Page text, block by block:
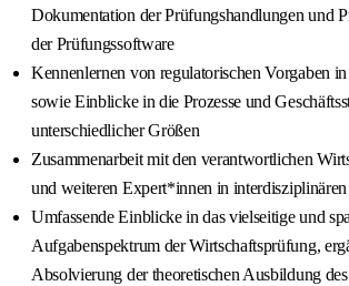
Dokumentation der Prüfungshandlungen und
der Prüfungssoftware
Kennenlernen von regulatorischen Vorgaben
sowie Einblicke in die Prozesse und
unterschiedlicher Größen
Zusammenarbeit mit den verantwortlichen
und weiteren Expert*innen in interdisziplinären
Umfassende Einblicke in das vielseitige und
Aufgabenspektrum der Wirtschaftsprüfung,
Absolvierung der theoretischen Ausbildung des